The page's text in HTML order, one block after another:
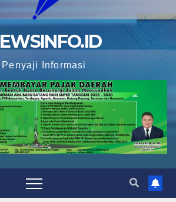
Penyaji Informasi